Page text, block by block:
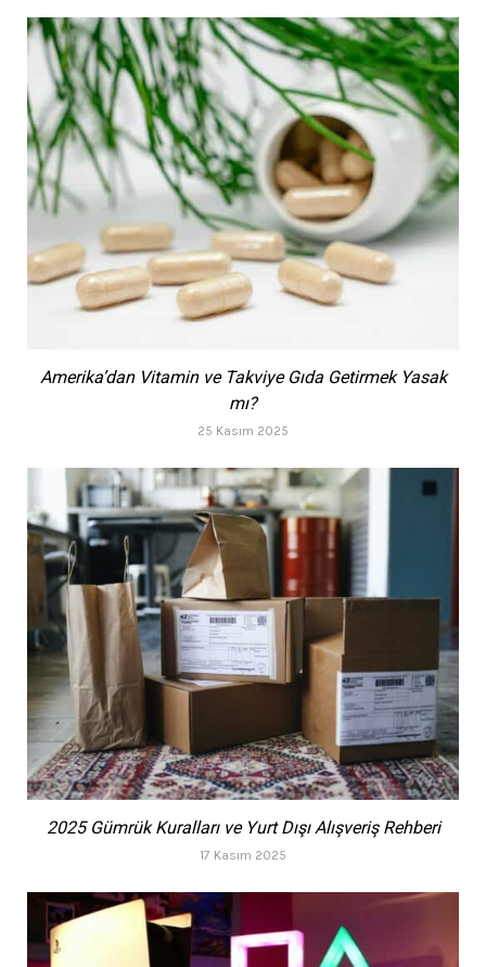
Amerika’dan Vitamin ve Takviye Gıda Getirmek Yasak
mı?
25 Kasım 2025
2025 Gümrük Kuralları ve Yurt Dışı Alışveriş Rehberi
17 Kasım 2025